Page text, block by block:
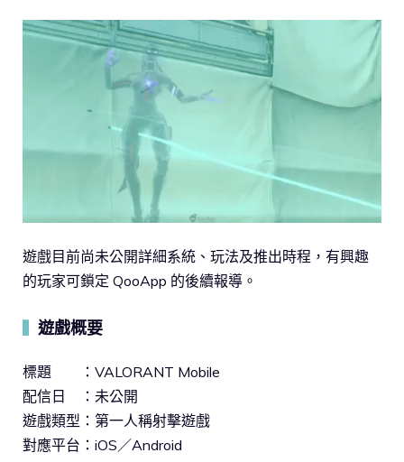
遊戲目前尚未公開詳細系統、玩法及推出時程，有興趣
的玩家可鎖定 QooApp 的後續報導。
遊戲概要
標題 ：VALORANT Mobile
配信日 ：未公開
遊戲類型：第一人稱射擊遊戲
對應平台：iOS／Android